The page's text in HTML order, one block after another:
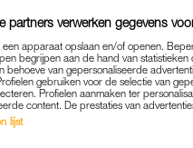
IS
24-04-2023 |
moeder
partners verwerken gegevens
apparaat opslaan en/of openen.
begrijpen aan de hand van
behoeve van gepersonaliseerde
gebruiken voor de selectie van
Profielen aanmaken ter
content. De prestaties van
lijst